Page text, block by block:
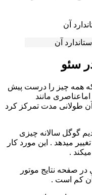
آن
سئو
که همه چیز را درست پیش
مانند
طولانی مدت تمرکز کرد
گوگل سالانه چیزی
خود را تغییر میدهد . این مورد کار
.
صفحه نتایج موتور
آن کم است .